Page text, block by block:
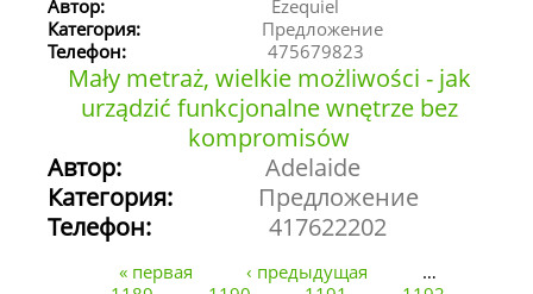
Автор:
Ezequiel
Категория:
Предложение
Телефон:
475679823
Mały metraż, wielkie możliwości - jak
urządzić funkcjonalne wnętrze bez
kompromisów
Автор:
Adelaide
Категория:
Предложение
Телефон:
417622202
Страницы« первая ‹ предыдущая
…